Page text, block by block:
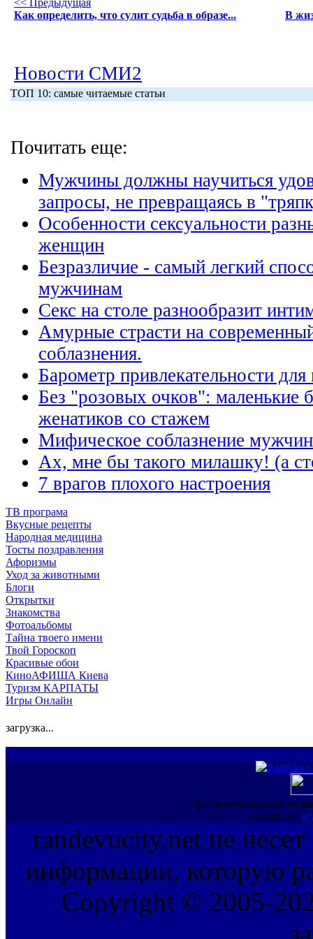
<< Предыдущая
Как определить, что сулит судьба в образе...
В
Новости СМИ2
ТОП 10: самые читаемые статьи
Почитать еще:
Мужчины должны научиться
запросы, не превращаясь в
Особенности сексуальности
женщин
Безразличие - самый легкий
мужчинам
Секс на столе разнообразит
Амурные страсти на
соблазнения.
Барометр привлекательности
Без "розовых очков": маленькие
женатиков со стажем
Мифическое соблазнение мужчин
Ах, мне бы такого милашку! (а
7 врагов плохого настроения
ТВ програма
Вкусные рецепты
Народная медицина
Тосты поздравления
Афоризмы
Уход за животными
Блоги
Открытки
Знакомства
Фотоальбомы
Тайна твоего имени
Твой Гороскоп
Красивые обои
КиноАФИША Киева
Туризм КАРПАТЫ
Игры Онлайн
загрузка...
При использовании
ссылка на
randevucity.net не несет
информации, которую
Copyright © 2005-